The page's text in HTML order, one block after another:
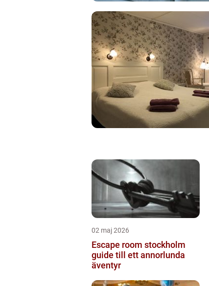
02 maj 2026
Escape room stockholm
guide till ett annorlunda
äventyr